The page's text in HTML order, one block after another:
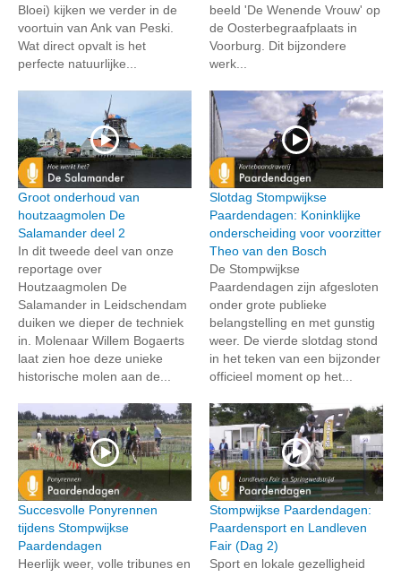
Bloei) kijken we verder in de
voortuin van Ank van Peski.
Wat direct opvalt is het
perfecte natuurlijke...
beeld 'De Wenende Vrouw' op
de Oosterbegraafplaats in
Voorburg. Dit bijzondere
werk...
Groot onderhoud van
houtzaagmolen De
Salamander deel 2
In dit tweede deel van onze
reportage over
Houtzaagmolen De
Salamander in Leidschendam
duiken we dieper de techniek
in. Molenaar Willem Bogaerts
laat zien hoe deze unieke
historische molen aan de...
Slotdag Stompwijkse
Paardendagen: Koninklijke
onderscheiding voor voorzitter
Theo van den Bosch
De Stompwijkse
Paardendagen zijn afgesloten
onder grote publieke
belangstelling en met gunstig
weer. De vierde slotdag stond
in het teken van een bijzonder
officieel moment op het...
Succesvolle Ponyrennen
tijdens Stompwijkse
Paardendagen
Heerlijk weer, volle tribunes en
Stompwijkse Paardendagen:
Paardensport en Landleven
Fair (Dag 2)
Sport en lokale gezelligheid